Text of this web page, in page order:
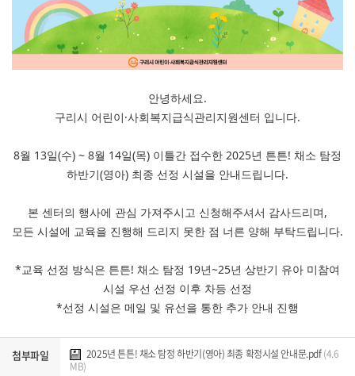
안녕하세요.
구리시 어린이·사회복지급식관리지원센터 입니다.
8월 13일(수) ~ 8월 14일(목) 이틀간 접수한 2025년 튼튼! 채소 탐정
하반기(영아) 최종 선정 시설을 안내드립니다.
본 센터의 행사에 관심 가져주시고 신청해주셔서 감사드리며,
모든 시설에 교육을 진행해 드리지 못한 점 너른 양해 부탁드립니다.
*교육 선정 방식은 튼튼! 채소 탐정 19년~25년 상반기 유아 미참여
시설 우선 선정 이후 차등 선정
*선정 시설은 메일 및 유선을 통한 추가 안내 진행
첨부파일 2025년 튼튼! 채소 탐정 하반기(영아) 최종 확정시설 안내문.pdf(4.6
MB)